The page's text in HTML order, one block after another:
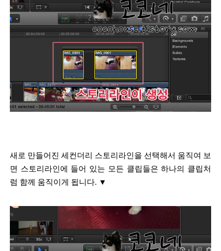
새로 만들어진 세컨더리 스토리라인을 선택해서 움직여 보
면 스토리라인에 들어 있는 모든 클립들은 하나의 클립처
럼 함께 움직이게 됩니다. ▼